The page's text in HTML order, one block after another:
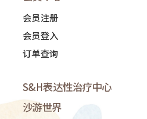
会员注册
会员登入
订单查询
S&H表达性治疗中心
沙游世界